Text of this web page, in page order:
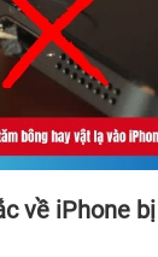
về iPhone